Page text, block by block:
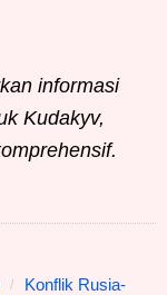
informasi
Kudakyv,
Konflik Rusia-